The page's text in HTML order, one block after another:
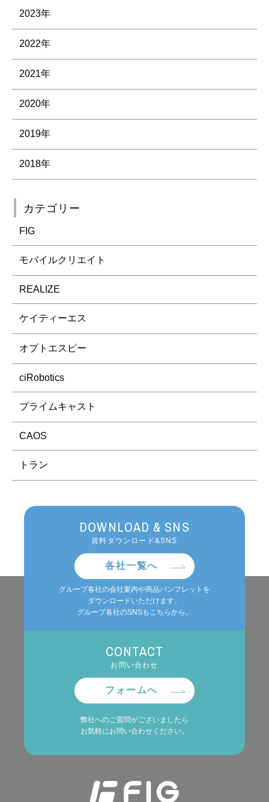
2023年
2022年
2021年
2020年
2019年
2018年
カテゴリー
FIG
モバイルクリエイト
REALIZE
ケイティーエス
オプトエスピー
ciRobotics
プライムキャスト
CAOS
トラン
DOWNLOAD & SNS
資料ダウンロード&SNS
各社一覧へ
グループ各社の会社案内や商品パンフレットを
ダウンロードいただけます。
グループ各社のSNSもこちらから。
CONTACT
お問い合わせ
フォームへ
弊社へのご質問がございましたら
お気軽にお問い合わせください。